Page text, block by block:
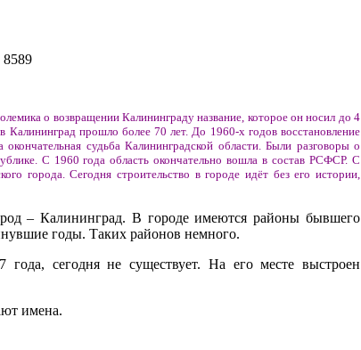
8589
о возвращении Калининграду название, которое он носил до 4
прошло более 70 лет. До 1960-х годов восстановление
судьба Калининградской области. Были разговоры о
С 1960 года область окончательно вошла в состав РСФСР. С
города. Сегодня строительство в городе идёт без его истории,
– Калининград. В городе имеются районы бывшего
годы. Таких районов немного.
сегодня не существует. На его месте выстроен
имена.